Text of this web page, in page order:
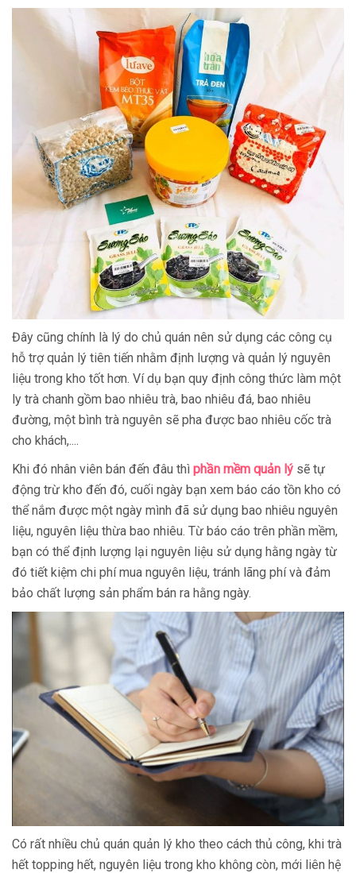
Đây cũng chính là lý do chủ quán nên sử dụng các công cụ
hỗ trợ quản lý tiên tiến nhằm định lượng và quản lý nguyên
liệu trong kho tốt hơn. Ví dụ bạn quy định công thức làm một
ly trà chanh gồm bao nhiêu trà, bao nhiêu đá, bao nhiêu
đường, một bình trà nguyên sẽ pha được bao nhiêu cốc trà
cho khách,....
Khi đó nhân viên bán đến đâu thì phần mềm quản lý sẽ tự
động trừ kho đến đó, cuối ngày bạn xem báo cáo tồn kho có
thể nắm được một ngày mình đã sử dụng bao nhiêu nguyên
liệu, nguyên liệu thừa bao nhiêu. Từ báo cáo trên phần mềm,
bạn có thể định lượng lại nguyên liệu sử dụng hằng ngày từ
đó tiết kiệm chi phí mua nguyên liệu, tránh lãng phí và đảm
bảo chất lượng sản phẩm bán ra hằng ngày.
Có rất nhiều chủ quán quản lý kho theo cách thủ công, khi trà
hết topping hết, nguyên liệu trong kho không còn, mới liên hệ